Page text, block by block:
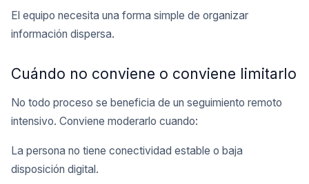
El equipo necesita una forma simple de organizar
información dispersa.
Cuándo no conviene o conviene limitarlo
No todo proceso se beneficia de un seguimiento remoto
intensivo. Conviene moderarlo cuando:
La persona no tiene conectividad estable o baja
disposición digital.